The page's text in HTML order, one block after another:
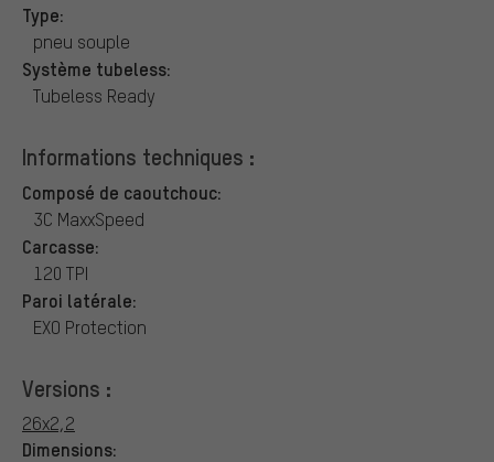
Type:
pneu souple
Système tubeless:
Tubeless Ready
Informations techniques :
Composé de caoutchouc:
3C MaxxSpeed
Carcasse:
120 TPI
Paroi latérale:
EXO Protection
Versions :
26x2,2
Dimensions: